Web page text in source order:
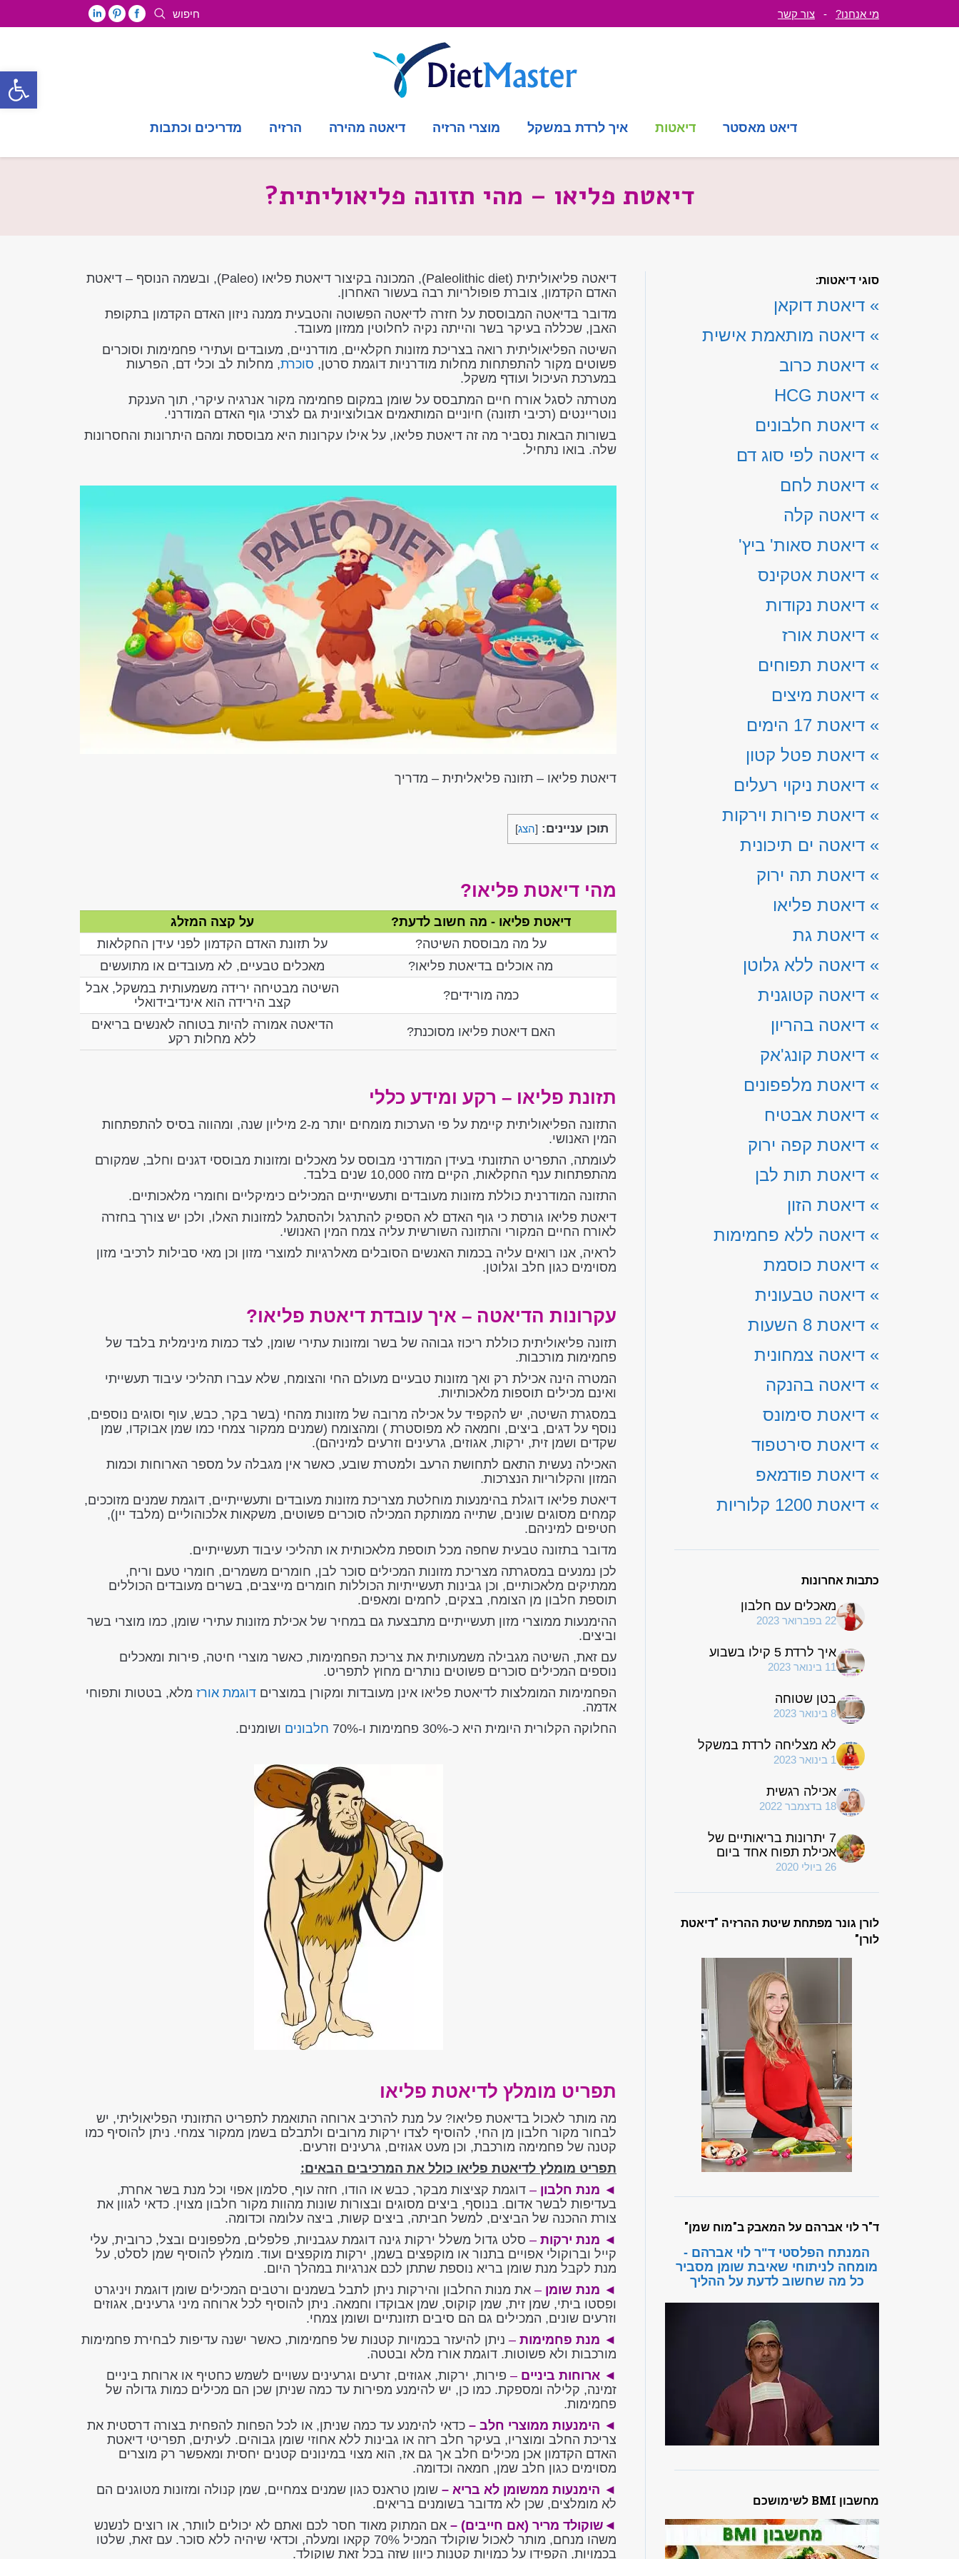
פתח
מי אנחנו? - צור קשר חיפוש
דיאט מאסטר דיאטות איך לרדת במשקל מוצרי הרזיה דיאטה מהירה הרזיה מדריכים וכתבות
דיאטת פליאו – מהי תזונה פליאוליתית?
דיאטה פליאוליתית (Paleolithic diet), המכונה בקיצור דיאטת פליאו (Paleo), ובשמה הנוסף – דיאטת
האדם הקדמון, צוברת פופולריות רבה בעשור האחרון.
מדובר בדיאטה המבוססת על חזרה לדיאטה הפשוטה והטבעית ממנה ניזון האדם הקדמון בתקופת
האבן, שכללה בעיקר בשר והייתה נקיה לחלוטין ממזון מעובד.
השיטה הפליאוליתית רואה בצריכת מזונות חקלאיים, מודרניים, מעובדים ועתירי פחמימות וסוכרים
פשוטים מקור להתפתחות מחלות מודרניות דוגמת סרטן, סוכרת, מחלות לב וכלי דם, הפרעות
במערכת העיכול ועודף משקל.
מטרתה לסגל אורח חיים המתבסס על שומן במקום פחמימה מקור אנרגיה עיקרי, תוך הענקת
נוטריינטים (רכיבי תזונה) חיוניים המותאמים אבולוציונית גם לצרכי גוף האדם המודרני.
בשורות הבאות נסביר מה זה דיאטת פליאו, על אילו עקרונות היא מבוססת ומהם היתרונות והחסרונות
שלה. בואו נתחיל.
דיאטת פליאו – תזונה פליאליתית – מדריך
תוכן עניינים: [הצג]
מהי דיאטת פליאו?
דיאטת פליאו - מה חשוב לדעת?
על קצה המזלג
על מה מבוססת השיטה?
על תזונת האדם הקדמון לפני עידן החקלאות
מה אוכלים בדיאטת פליאו?
מאכלים טבעיים, לא מעובדים או מתועשים
כמה מורידים?
השיטה מבטיחה ירידה משמעותית במשקל, אבל
קצב הירידה הוא אינדיבידואלי
האם דיאטת פליאו מסוכנת?
הדיאטה אמורה להיות בטוחה לאנשים בריאים
ללא מחלות רקע
תזונת פליאו – רקע ומידע כללי
התזונה הפליאוליתית קיימת על פי הערכות מומחים יותר מ-2 מיליון שנה, ומהווה בסיס להתפתחות
המין האנושי.
לעומתה, התפריט התזונתי בעידן המודרני מבוסס על מאכלים ומזונות מבוססי דגנים וחלב, שמקורם
מהתפתחות ענף החקלאות, הקיים מזה 10,000 שנים בלבד.
התזונה המודרנית כוללת מזונות מעובדים ותעשייתיים המכילים כימיקליים וחומרי מלאכותיים.
דיאטת פליאו גורסת כי גוף האדם לא הספיק להתרגל ולהסתגל למזונות האלו, ולכן יש צורך בחזרה
לאורח החיים המקורי והתזונה השורשית עליה צמח המין האנושי.
לראיה, אנו רואים עליה בכמות האנשים הסובלים מאלרגיות למוצרי מזון וכן מאי סבילות לרכיבי מזון
מסוימים כגון חלב וגלוטן.
עקרונות הדיאטה – איך עובדת דיאטת פליאו?
תזונה פליאוליתית כוללת ריכוז גבוהה של בשר ומזונות עתירי שומן, לצד כמות מינימלית בלבד של
פחמימות מורכבות.
המטרה הינה אכילת רק ואך מזונות טבעיים מעולם החי והצומח, שלא עברו תהליכי עיבוד תעשייתי
ואינם מכילים תוספות מלאכותיות.
במסגרת השיטה, יש להקפיד על אכילה מרובה של מזונות מהחי (בשר בקר, כבש, עוף וסוגים נוספים,
נוסף על דגים, ביצים, וחמאה לא מפוסטרת ) ומהצומח (שמנים ממקור צמחי כמו שמן אבוקדו, שמן
שקדים ושמן זית, ירקות, אגוזים, גרעינים וזרעים למיניהם).
האכילה נעשית התאם לתחושת הרעב ולמטרת שובע, כאשר אין מגבלה על מספר הארוחות וכמות
המזון והקלוריות הנצרכות.
דיאטת פליאו דוגלת בהימנעות מוחלטת מצריכת מזונות מעובדים ותעשייתיים, דוגמת שמנים מזוככים,
קמחים מסוגים שונים, שתייה ממותקת המכילה סוכרים פשוטים, משקאות אלכוהוליים (מלבד יין),
חטיפים למיניהם.
מדובר בתזונה טבעית שחפה מכל תוספת מלאכותית או תהליכי עיבוד תעשייתיים.
לכן נמנעים במסגרתה מצריכת מזונות המכילים סוכר לבן, חומרים משמרים, חומרי טעם וריח,
ממתיקים מלאכותיים, וכן גבינות תעשייתיות הכוללות חומרים מייצבים, בשרים מעובדים הכוללים
תוספת חלבון מן הצומח, בצקים, לחמים ומאפים.
ההימנעות ממוצרי מזון תעשייתיים מתבצעת גם במחיר של אכילת מזונות עתירי שומן, כמו מוצרי בשר
וביצים.
עם זאת, השיטה מגבילה משמעותית את צריכת הפחמימות, כאשר מוצרי חיטה, פירות ומאכלים
נוספים המכילים סוכרים פשוטים נותרים מחוץ לתפריט.
הפחמימות המומלצות לדיאטת פליאו אינן מעובדות ומקורן במוצרים דוגמת אורז מלא, בטטות ותפוחי
אדמה.
החלוקה הקלורית היומית היא כ-30% פחמימות ו-70%
חלבונים ושומנים.
תפריט מומלץ לדיאטת פליאו
מה מותר לאכול בדיאטת פליאו? על מנת להרכיב ארוחה התואמת לתפריט התזונתי הפליאוליתי, יש
לבחור מקור חלבון מן החי, להוסיף לצדו ירקות מרובים ולתבלם בשמן ממקור צמחי. ניתן להוסיף כמו
קטנה של פחמימה מורכבת, וכן מעט אגוזים, גרעינים וזרעים.
תפריט מומלץ לדיאטת פליאו כולל את המרכיבים הבאים:
◄ מנת חלבון – דוגמת קציצות מבקר, כבש או הודו, חזה עוף, סלמון אפוי וכל מנת בשר אחרת,
בעדיפות לבשר אדום. בנוסף, ביצים מסוגים ובצורות שונות מהוות מקור חלבון מצוין. כדאי לגוון את
צורת ההכנה של הביצים, למשל חביתה, ביצים קשות, ביצה עלומה וכדומה.
◄ מנת ירקות – סלט גדול משלל ירקות גינה דוגמת עגבניות, פלפלים, מלפפונים ובצל, כרובית, עלי
קייל וברוקולי אפויים בתנור או מוקפצים בשמן, ירקות מוקפצים ועוד. מומלץ להוסיף שמן לסלט, על
מנת לקבל מנת שומן בריא נוספת שתתן לכם אנרגיות במהלך היום.
◄ מנת שומן – את מנות החלבון והירקות ניתן לתבל בשמנים ורטבים המכילים שומן דוגמת ויניגרט
ופסטו ביתי, שמן זית, שמן קוקוס, שמן אבוקדו וחמאה. ניתן להוסיף לכל ארוחה מיני גרעינים, אגוזים
וזרעים שונים, המכילים גם הם סיבים תזונתיים ושומן צמחי.
◄ מנת פחמימות – ניתן להיעזר בכמויות קטנות של פחמימות, כאשר ישנה עדיפות לבחירת פחמימות
מורכבות ולא פשוטות. דוגמת אורז מלא ובטטה.
◄ ארוחות ביניים – פירות, ירקות, אגוזים, זרעים וגרעינים עשויים לשמש כחטיף או ארוחת ביניים
זמינה, קלילה ומספקת. כמו כן, יש להימנע מפירות עד כמה שניתן שכן הם מכילים כמות גדולה של
פחמימות.
◄ הימנעות ממוצרי חלב – כדאי להימנע עד כמה שניתן, או לכל הפחות להפחית בצורה דרסטית את
צריכת החלב ומוצריו, בעיקר חלב רזה או גבינות ללא אחוזי שומן גבוהים. לעיתים, תפריטי דיאטת
האדם הקדמון אכן מכילים חלב אך גם אז, הוא מצוי במינונים קטנים יחסית ומאפשר רק מוצרים
מסוימים כגון חלב שמן, חמאה וכדומה.
◄ הימנעות ממשומן לא בריא – שומן טראנס כגון שמנים צמחיים, שמן קנולה ומזונות מטוגנים הם
לא מומלצים, שכן לא מדובר בשומנים בריאים.
◄שוקולד מריר (אם חייבים) – אם המתוק מאוד חסר לכם ואתם לא יכולים לוותר, או רוצים לנשנש
משהו מנחם, מותר לאכול שוקולד המכיל 70% קקאו ומעלה, וכדאי שיהיה ללא סוכר. עם זאת, שלטו
בכמויות, הקפידו על כמויות קטנות כיוון שזה בכל זאת שוקולד.
סוגי דיאטות:
» דיאטת דוקאן
» דיאטה מותאמת אישית
» דיאטת כרוב
» דיאטת HCG
» דיאטת חלבונים
» דיאטה לפי סוג דם
» דיאטת לחם
» דיאטה קלה
» דיאטת סאות' ביץ'
» דיאטת אטקינס
» דיאטת נקודות
» דיאטת אורז
» דיאטת תפוחים
» דיאטת מיצים
» דיאטת 17 הימים
» דיאטת פטל קטון
» דיאטת ניקוי רעלים
» דיאטת פירות וירקות
» דיאטה ים תיכונית
» דיאטת תה ירוק
» דיאטת פליאו
» דיאטת גת
» דיאטה ללא גלוטן
» דיאטה קטוגנית
» דיאטה בהריון
» דיאטת קונג'אק
» דיאטת מלפפונים
» דיאטת אבטיח
» דיאטת קפה ירוק
» דיאטת תות לבן
» דיאטת הזון
» דיאטה ללא פחמימות
» דיאטת כוסמת
» דיאטה טבעונית
» דיאטת 8 השעות
» דיאטה צמחונית
» דיאטה בהנקה
» דיאטת סימונס
» דיאטת סירטפוד
» דיאטת פודמאפ
» דיאטת 1200 קלוריות
כתבות אחרונות
מאכלים עם חלבון
22 בפברואר 2023
איך לרדת 5 קילו בשבוע
11 בינואר 2023
בטן שטוחה
8 בינואר 2023
לא מצליחה לרדת במשקל
1 בינואר 2023
אכילה רגשית
18 בדצמבר 2022
7 יתרונות בריאותיים של
אכילת תפוח אחד ביום
26 ביולי 2020
לורן גונר מפתחת שיטת ההרזיה "דיאטת
לורן"
ד"ר לוי אברהם על המאבק ב"מוח שמן"
המנתח הפלסטי ד"ר לוי אברהם -
מומחה לניתוחי שאיבת שומן מסביר
כל מה שחשוב לדעת על ההליך
מחשבון BMI לשימושכם